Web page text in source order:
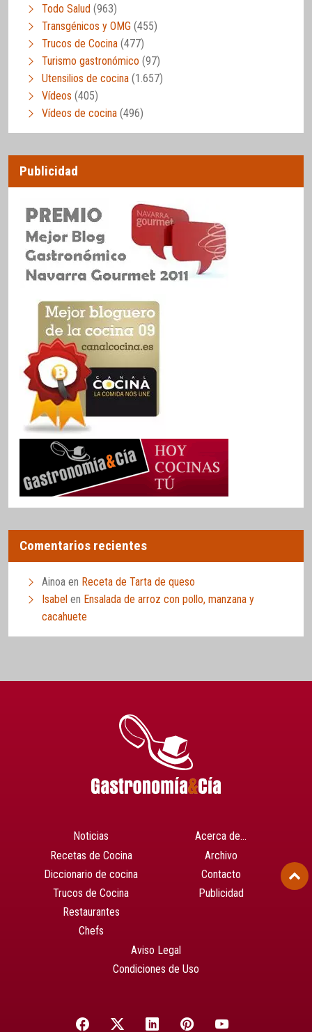
Todo Salud (963)
Transgénicos y OMG (455)
Trucos de Cocina (477)
Turismo gastronómico (97)
Utensilios de cocina (1.657)
Vídeos (405)
Vídeos de cocina (496)
Publicidad
Comentarios recientes
Ainoa en Receta de Tarta de queso
Isabel en Ensalada de arroz con pollo, manzana y
cacahuete
Noticias
Recetas de Cocina
Diccionario de cocina
Trucos de Cocina
Restaurantes
Chefs
Acerca de…
Archivo
Contacto
Publicidad
Aviso Legal
Condiciones de Uso